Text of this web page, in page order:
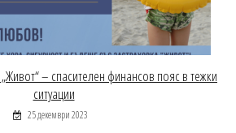
– спасителен финансов пояс в тежки
ситуации
25 декември 2023